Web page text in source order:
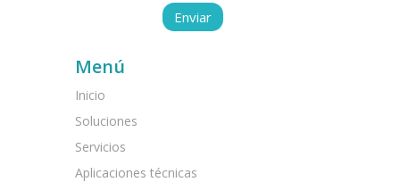
Menú
Inicio
Soluciones
Servicios
Aplicaciones técnicas